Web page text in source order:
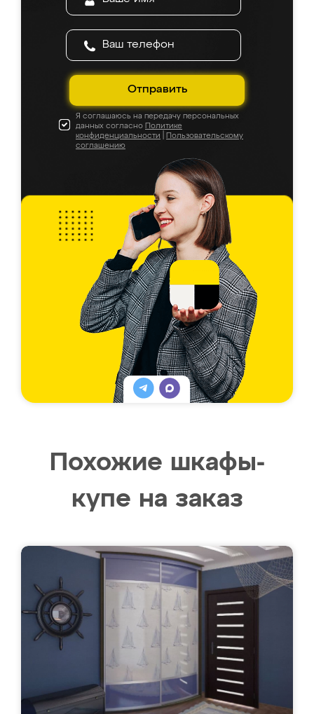
Отправить
Я соглашаюсь на передачу персональных
данных согласно Политике
конфиденциальности
Пользовательскому
соглашению
Похожие шкафы-
купе на заказ